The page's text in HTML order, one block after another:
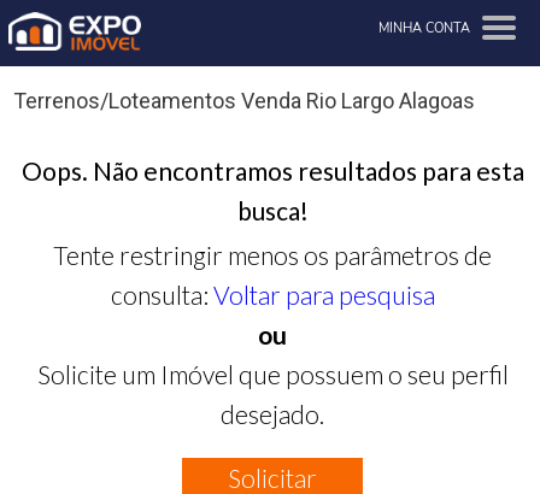
MINHA CONTA
Terrenos/Loteamentos Venda Rio Largo Alagoas
Oops. Não encontramos resultados para esta
busca!
Tente restringir menos os parâmetros de
consulta: Voltar para pesquisa
ou
Solicite um Imóvel que possuem o seu perfil
desejado.
Solicitar